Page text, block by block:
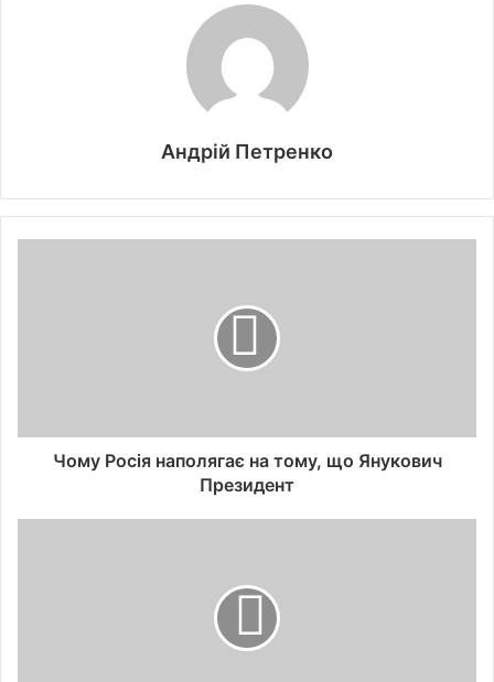
Андрій Петренко
Чому Росія наполягає на тому, що Янукович
Президент